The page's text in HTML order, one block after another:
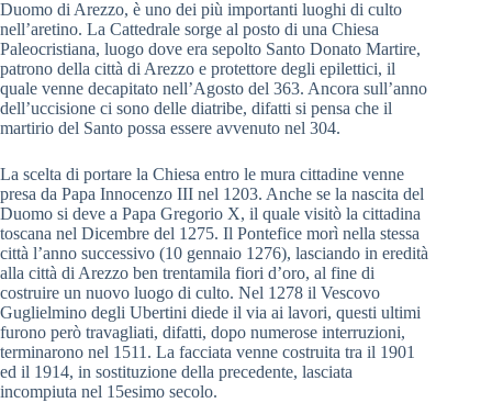
Duomo di Arezzo, è uno dei più importanti luoghi di culto
nell’aretino. La Cattedrale sorge al posto di una Chiesa
Paleocristiana, luogo dove era sepolto Santo Donato Martire,
patrono della città di Arezzo e protettore degli epilettici, il
quale venne decapitato nell’Agosto del 363. Ancora sull’anno
dell’uccisione ci sono delle diatribe, difatti si pensa che il
martirio del Santo possa essere avvenuto nel 304.
La scelta di portare la Chiesa entro le mura cittadine venne
presa da Papa Innocenzo III nel 1203. Anche se la nascita del
Duomo si deve a Papa Gregorio X, il quale visitò la cittadina
toscana nel Dicembre del 1275. Il Pontefice morì nella stessa
città l’anno successivo (10 gennaio 1276), lasciando in eredità
alla città di Arezzo ben trentamila fiori d’oro, al fine di
costruire un nuovo luogo di culto. Nel 1278 il Vescovo
Guglielmino degli Ubertini diede il via ai lavori, questi ultimi
furono però travagliati, difatti, dopo numerose interruzioni,
terminarono nel 1511. La facciata venne costruita tra il 1901
ed il 1914, in sostituzione della precedente, lasciata
incompiuta nel 15esimo secolo.